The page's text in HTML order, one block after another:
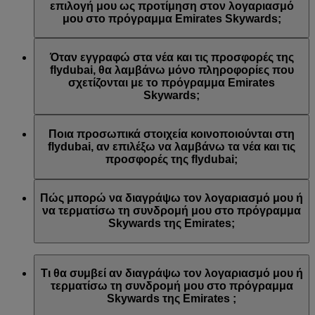
Emirates ή/και της flydubai. Οι προτιμήσεις επικοινωνίας σας
ενημερώθηκαν αναλόγως.
επιλογή μου ως προτίμηση στον λογαριασμό
μου στο πρόγραμμα Emirates Skywards;
χρησιμοποιήσατε είναι συνδεδεμένη με πολλούς αριθμούς
μελών του προγράμματος Emirates Skywards ή γιατί το
όνομα που δώσατε δεν αντιστοιχεί με το όνομα του
λογαριασμού σας στο πρόγραμμα Emirates Skywards.
Skywards και ενημερώστε τις εγγραφές σε λίστες email στις
Προσωπικές προτιμήσεις.
Όταν εγγραφώ στα νέα και τις προσφορές της
flydubai, θα λαμβάνω μόνο πληροφορίες που
σχετίζονται με το πρόγραμμα Emirates
Skywards;
συμπεριλαμβανομένων των προωθητικών ενεργειών από τη
flydubai και τη flydubai Holidays.
Ποια προσωπικά στοιχεία κοινοποιούνται στη
flydubai, αν επιλέξω να λαμβάνω τα νέα και τις
προσφορές της flydubai;
email σας προκειμένου να λαμβάνετε τέτοιου είδους
ενημερωτικά δελτία. Η flydubai είναι υπεύθυνη για την
επεξεργασία των προσωπικών σας στοιχείων σύμφωνα με
Πώς μπορώ να διαγράψω τον λογαριασμό μου ή
να τερματίσω τη συνδρομή μου στο πρόγραμμα
Skywards της Emirates;
τερματίσετε τη συνδρομή σας στο πρόγραμμα Skywards της
Emirates ανά πάσα στιγμή με τους εξής τρόπους:
Τι θα συμβεί αν διαγράψω τον λογαριασμό μου ή
τερματίσω τη συνδρομή μου στο πρόγραμμα
Skywards της Emirates ;